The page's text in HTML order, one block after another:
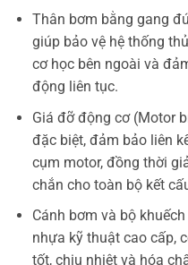
Thân bơm bằng gang
giúp bảo vệ hệ thống
cơ học bên ngoài và
động liên tục.
Giá đỡ động cơ (Motor
đặc biệt, đảm bảo liên
cụm motor, đồng thời
chắn cho toàn bộ kết
Cánh bơm và bộ
nhựa kỹ thuật cao cấp,
tốt, chịu nhiệt và hóa